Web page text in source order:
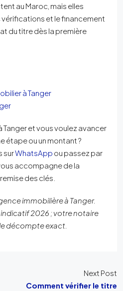
au Maroc, mais elles
et le financement
du titre dès la première
à Tanger
Tanger et vous voulez avancer
étape ou un montant ?
surWhatsApp ou passez par
accompagne de la
des clés.
immobilière à Tanger.
2026 ; votre notaire
décompte exact.
Next Post
Comment vérifier le titre